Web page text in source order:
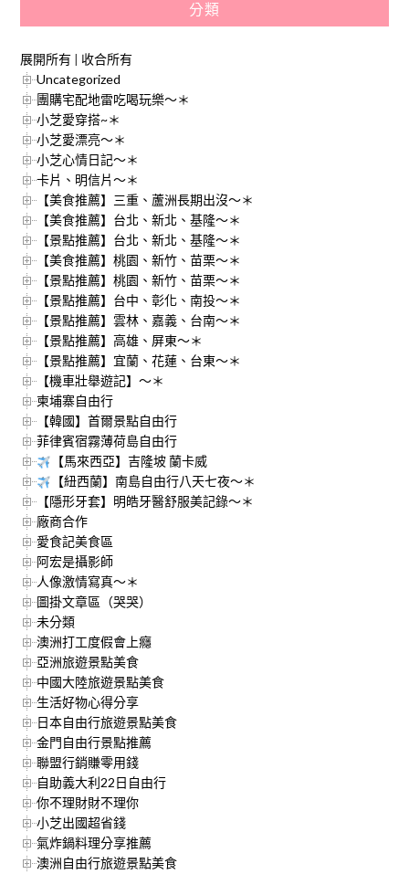
分類
展開所有 | 收合所有
Uncategorized
團購宅配地雷吃喝玩樂～＊
小芝愛穿搭~＊
小芝愛漂亮～＊
小芝心情日記～＊
卡片、明信片～＊
【美食推薦】三重、蘆洲長期出沒～＊
【美食推薦】台北、新北、基隆～＊
【景點推薦】台北、新北、基隆～＊
【美食推薦】桃園、新竹、苗栗～＊
【景點推薦】桃園、新竹、苗栗～＊
【景點推薦】台中、彰化、南投～＊
【景點推薦】雲林、嘉義、台南～＊
【景點推薦】高雄、屏東～＊
【景點推薦】宜蘭、花蓮、台東～＊
【機車壯舉遊記】～＊
柬埔寨自由行
【韓國】首爾景點自由行
菲律賓宿霧薄荷島自由行
【馬來西亞】吉隆坡 蘭卡威
【紐西蘭】南島自由行八天七夜～＊
【隱形牙套】明皓牙醫舒服美記錄～＊
廠商合作
愛食記美食區
阿宏是攝影師
人像激情寫真～＊
圖掛文章區（哭哭）
未分類
澳洲打工度假會上癮
亞洲旅遊景點美食
中國大陸旅遊景點美食
生活好物心得分享
日本自由行旅遊景點美食
金門自由行景點推薦
聯盟行銷賺零用錢
自助義大利22日自由行
你不理財財不理你
小芝出國超省錢
氣炸鍋料理分享推薦
澳洲自由行旅遊景點美食